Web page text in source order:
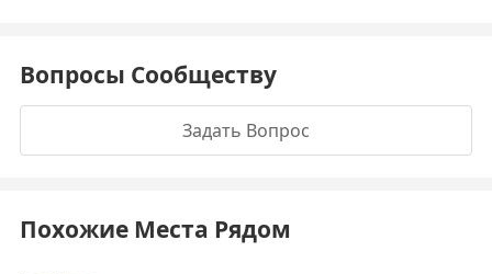
Вопросы Сообществу
Задать Вопрос
Похожие Места Рядом